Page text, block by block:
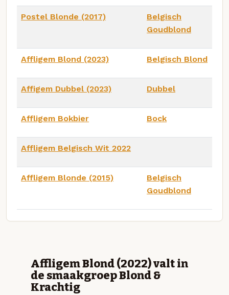
Postel Blonde (2017)
Belgisch
Goudblond
Affligem Blond (2023) Belgisch Blond
Affigem Dubbel (2023) Dubbel
Affligem Bokbier Bock
Affligem Belgisch Wit 2022
Affligem Blonde (2015)
Belgisch
Goudblond
Affligem Blond (2022) valt in
de smaakgroep Blond &
Krachtig